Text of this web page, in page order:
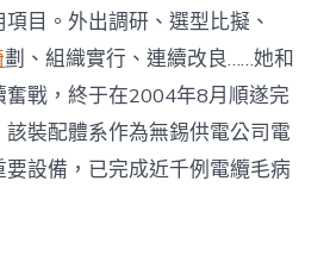
目。外出調研、選型比擬、
劃、組織實行、連續改良……她和
戰，終于在2004年8月順遂完
裝配體系作為無錫供電公司電
設備，已完成近千例電纜毛病